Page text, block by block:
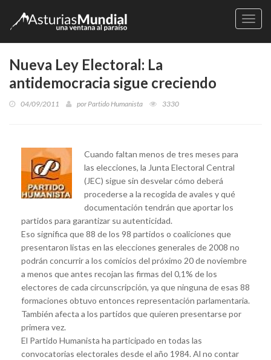
Nueva Ley Electoral: La
antidemocracia sigue creciendo
04/09/2011 porPartido Humanista 3330
Cuando faltan menos de tres meses para
las elecciones, la Junta Electoral Central
(JEC) sigue sin desvelar cómo deberá
procederse a la recogida de avales y qué
documentación tendrán que aportar los
partidos para garantizar su autenticidad.
Eso significa que 88 de los 98 partidos o coaliciones que
presentaron listas en las elecciones generales de 2008 no
podrán concurrir a los comicios del próximo 20 de noviembre
a menos que antes recojan las firmas del 0,1% de los
electores de cada circunscripción, ya que ninguna de esas 88
formaciones obtuvo entonces representación parlamentaria.
También afecta a los partidos que quieren presentarse por
primera vez.
El Partido Humanista ha participado en todas las
convocatorias electorales desde el año 1984. Al no contar